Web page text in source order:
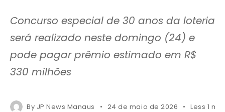
Concurso especial de 30 anos da loteria
será realizado neste domingo (24) e
pode pagar prêmio estimado em R$
330 milhões
By JP News Manaus 24 de maio de 2026 Less 1